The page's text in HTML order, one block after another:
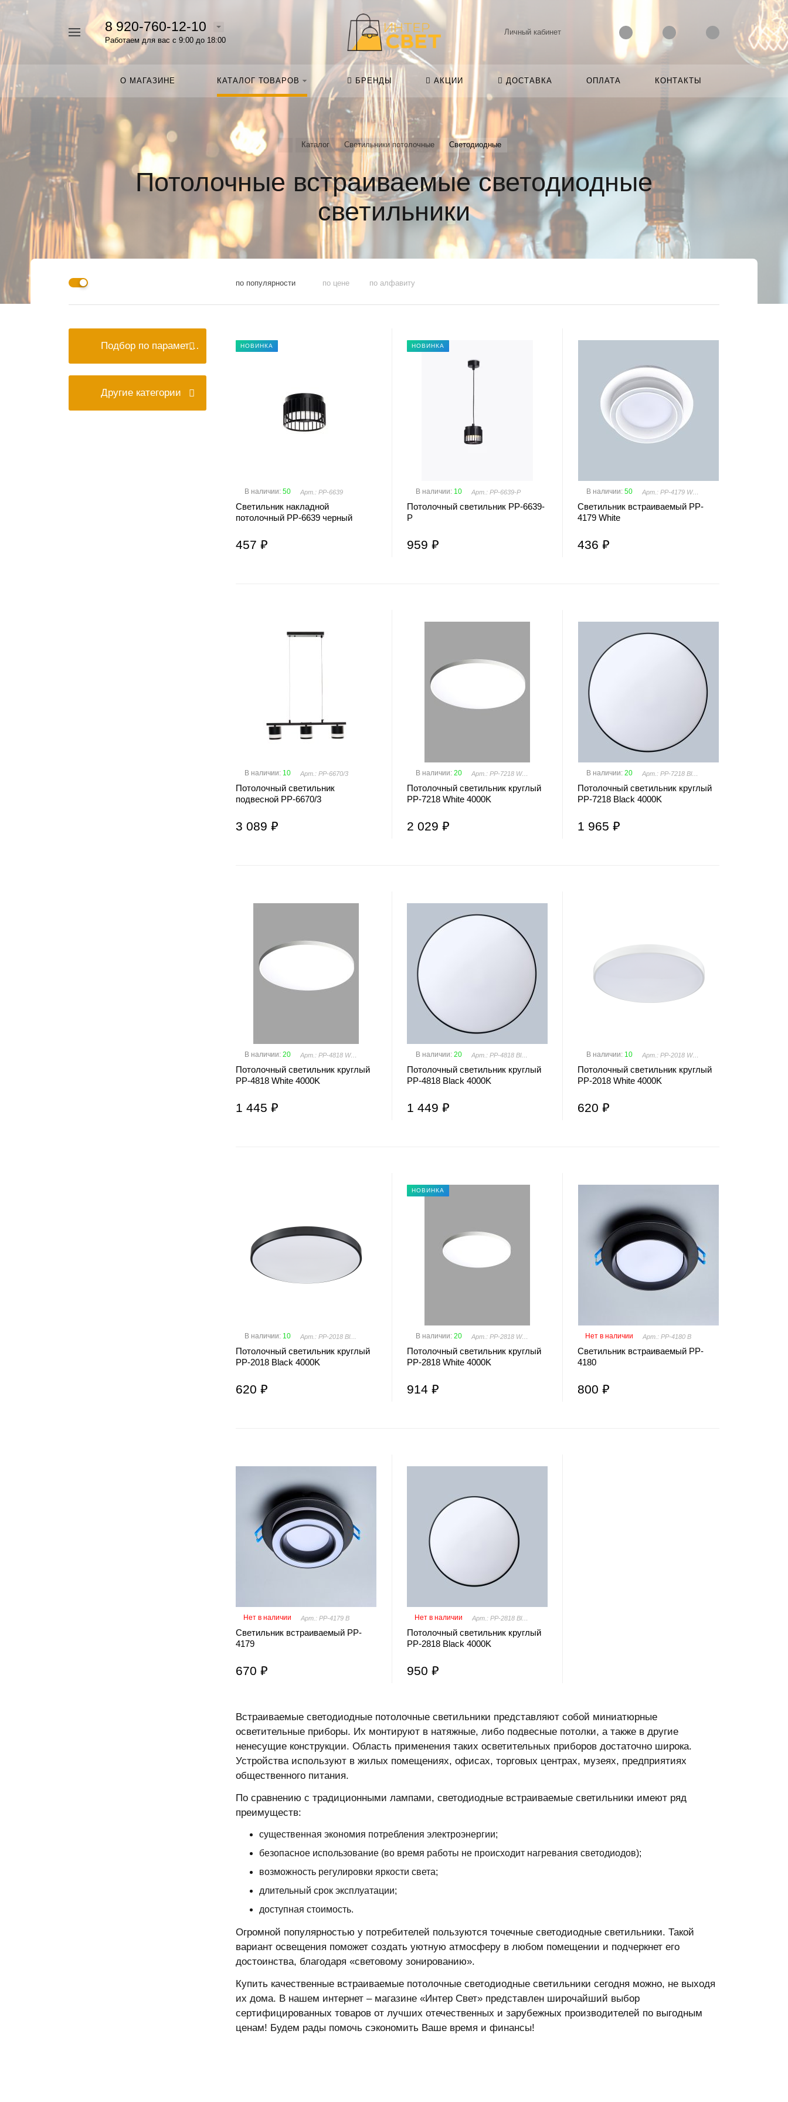
Найти
Люстра
8 920-760-12-10
Работаем для вас с 9:00 до 18:00
Личный кабинет
О МАГАЗИНЕ КАТАЛОГ ТОВАРОВ БРЕНДЫ АКЦИИ ДОСТАВКА ОПЛАТА КОНТАКТЫ
Каталог Светильники потолочные Светодиодные
Потолочные встраиваемые светодиодные
светильники
по популярности по цене по алфавиту
Подбор по параметрам
Другие категории
НОВИНКА
В наличии: 50 Арт.: PP-6639
Светильник накладной
потолочный PP-6639 черный
457 ₽
НОВИНКА
В наличии: 10 Арт.: PP-6639-P
Потолочный светильник PP-6639-
P
959 ₽
В наличии:50 Арт.: PP-4179 White
Светильник встраиваемый PP-
4179 White
436 ₽
В наличии: 10 Арт.: PP-6670/3
Потолочный светильник
подвесной PP-6670/3
3 089 ₽
В наличии: 20 Арт.: PP-7218 White 4000K
Потолочный светильник круглый
PP-7218 White 4000K
2 029 ₽
В наличии:20 Арт.: PP-7218 Black 4000K
Потолочный светильник круглый
PP-7218 Black 4000K
1 965 ₽
В наличии: 20 Арт.: PP-4818 White 4000K
Потолочный светильник круглый
PP-4818 White 4000K
1 445 ₽
В наличии: 20 Арт.: PP-4818 Black 4000K
Потолочный светильник круглый
PP-4818 Black 4000K
1 449 ₽
В наличии: 10 Арт.: PP-2018 WHITE
Потолочный светильник круглый
PP-2018 White 4000K
620 ₽
В наличии: 10 Арт.: PP-2018 Black
Потолочный светильник круглый
PP-2018 Black 4000K
620 ₽
НОВИНКА
В наличии: 20 Арт.: PP-2818 White 4000K
Потолочный светильник круглый
PP-2818 White 4000K
914 ₽
Нет в наличии Арт.: PP-4180 B
Светильник встраиваемый PP-
4180
800 ₽
Нет в наличии Арт.: PP-4179 B
Светильник встраиваемый PP-
4179
670 ₽
Нет в наличии Арт.: PP-2818 Black 4000K
Потолочный светильник круглый
PP-2818 Black 4000K
950 ₽
Встраиваемые светодиодные потолочные светильники представляют собой миниатюрные
осветительные приборы. Их монтируют в натяжные, либо подвесные потолки, а также в другие
ненесущие конструкции. Область применения таких осветительных приборов достаточно широка.
Устройства используют в жилых помещениях, офисах, торговых центрах, музеях, предприятиях
общественного питания.
По сравнению с традиционными лампами, светодиодные встраиваемые светильники имеют ряд
преимуществ:
существенная экономия потребления электроэнергии;
безопасное использование (во время работы не происходит нагревания светодиодов);
возможность регулировки яркости света;
длительный срок эксплуатации;
доступная стоимость.
Огромной популярностью у потребителей пользуются точечные светодиодные светильники. Такой
вариант освещения поможет создать уютную атмосферу в любом помещении и подчеркнет его
достоинства, благодаря «световому зонированию».
Купить качественные встраиваемые потолочные светодиодные светильники сегодня можно, не выходя
их дома. В нашем интернет – магазине «Интер Свет» представлен широчайший выбор
сертифицированных товаров от лучших отечественных и зарубежных производителей по выгодным
ценам! Будем рады помочь сэкономить Ваше время и финансы!